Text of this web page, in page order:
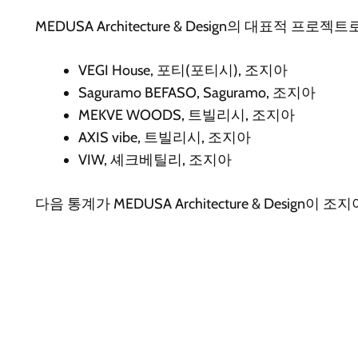
MEDUSA Architecture & Design의 대표적 프로젝트
VEGI House, 포티(포티시), 조지아
Saguramo BEFASO, Saguramo, 조지아
MEKVE WOODS, 트빌리시, 조지아
AXIS vibe, 트빌리시, 조지아
VIW, 셰크베틸리, 조지아
다음 통계가 MEDUSA Architecture & Design이 조